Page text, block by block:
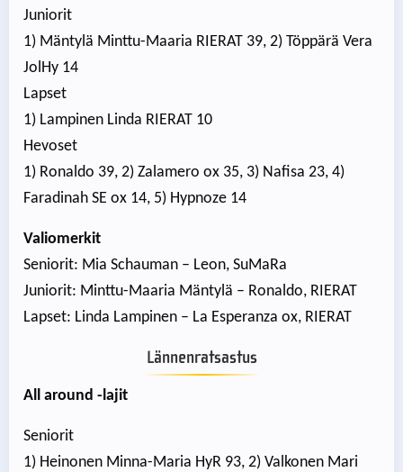
Juniorit
1) Mäntylä Minttu-Maaria RIERAT 39, 2) Töppärä Vera
JolHy 14
Lapset
1) Lampinen Linda RIERAT 10
Hevoset
1) Ronaldo 39, 2) Zalamero ox 35, 3) Nafisa 23, 4)
Faradinah SE ox 14, 5) Hypnoze 14
Valiomerkit
Seniorit: Mia Schauman – Leon, SuMaRa
Juniorit: Minttu-Maaria Mäntylä – Ronaldo, RIERAT
Lapset: Linda Lampinen – La Esperanza ox, RIERAT
Lännenratsastus
All around -lajit
Seniorit
1) Heinonen Minna-Maria HyR 93, 2) Valkonen Mari